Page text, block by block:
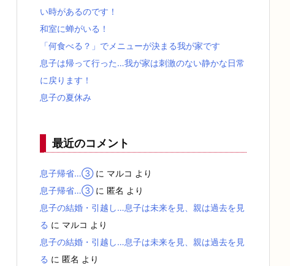
い時があるのです！
和室に蝉がいる！
「何食べる？」でメニューが決まる我が家です
息子は帰って行った…我が家は刺激のない静かな日常
に戻ります！
息子の夏休み
最近のコメント
息子帰省…③に マルコ より
息子帰省…③に 匿名 より
息子の結婚・引越し…息子は未来を見、親は過去を見
る に マルコ より
息子の結婚・引越し…息子は未来を見、親は過去を見
る に 匿名 より